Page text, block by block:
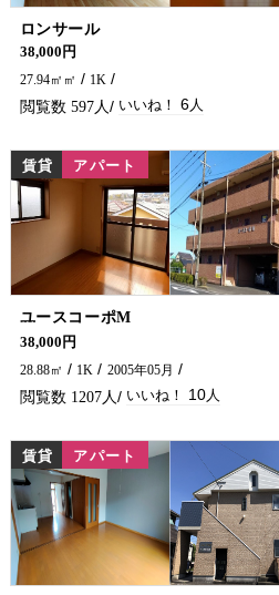
ロンサール
インターネットの使用が無料に
38,000円
27.94㎡㎡
1K
597 6
賃貸 アパート
ユースコーポM
学生さんおすすめ♪ 近くにディスカウントストアがあり、買い物も楽ですよ～(^^♪ 延岡市の賃貸アパート探しは五ヶ瀬不動産まで!!!
38,000円
28.88㎡
1K 2005年05月
1207 10
賃貸 アパート